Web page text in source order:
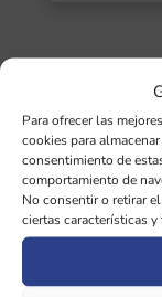
Para ofrecer las
cookies para
consentimiento de
comportamiento de
No consentir o retirar
ciertas características
Ultimas
las 5
beneficios